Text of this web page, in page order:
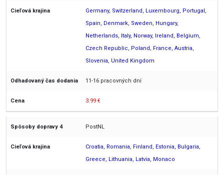
Germany, Switzerland, Luxembourg, Portugal,
Spain, Denmark, Sweden, Hungary,
Netherlands, Italy, Norway, Ireland, Belgium,
Czech Republic, Poland, France, Austria,
Slovenia, United Kingdom
11-16 pracovných dní
3.99 €
PostNL
Croatia, Romania, Finland, Estonia, Bulgaria,
Greece, Lithuania, Latvia, Monaco